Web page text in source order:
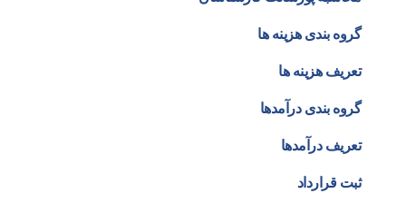
گروه بندی هزینه ها
تعریف هزینه ها
گروه بندی درآمدها
تعریف درآمدها
ثبت قرارداد